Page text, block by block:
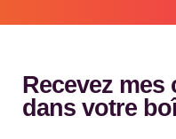
Recevez
dans votre